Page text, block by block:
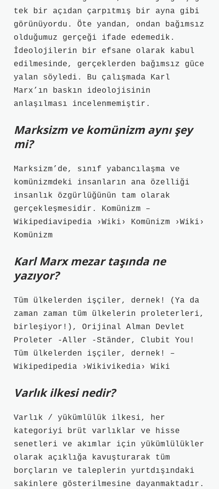
tek bir açıdan çarpıtmış bir ayna gibi
görünüyordu. Öte yandan, ondan bağımsız
olduğumuz gerçeği ifade edemedik.
İdeolojilerin bir efsane olarak kabul
edilmesinde, gerçeklerden bağımsız güce
yalan söyledi. Bu çalışmada Karl
Marx’ın baskın ideolojisinin
anlaşılması incelenmemiştir.
Marksizm ve komünizm aynı şey
mi?
Marksizm’de, sınıf yabancılaşma ve
komünizmdeki insanların ana özelliği
insanlık özgürlüğünün tam olarak
gerçekleşmesidir. Komünizm –
Wikipediavipedia ›Wiki› Komünizm ›Wiki›
Komünizm
Karl Marx mezar taşında ne
yazıyor?
Tüm ülkelerden işçiler, dernek! (Ya da
zaman zaman tüm ülkelerin proleterleri,
birleşiyor!), Orijinal Alman Devlet
Proleter -Aller -Ständer, Clubit You!
Tüm ülkelerden işçiler, dernek! –
Wikipedipedia ›Wikivikedia› Wiki
Varlık ilkesi nedir?
Varlık / yükümlülük ilkesi, her
kategoriyi brüt varlıklar ve hisse
senetleri ve akımlar için yükümlülükler
olarak açıklığa kavuşturarak tüm
borçların ve taleplerin yurtdışındaki
sakinlere gösterilmesine dayanmaktadır.